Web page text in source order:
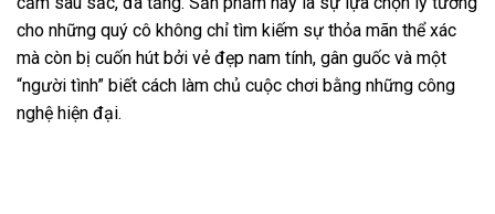
cho những quý cô không chỉ tìm kiếm sự thỏa mãn thể xác
mà còn bị cuốn hút bởi vẻ đẹp nam tính, gân guốc và một
“người tình” biết cách làm chủ cuộc chơi bằng những công
nghệ hiện đại.